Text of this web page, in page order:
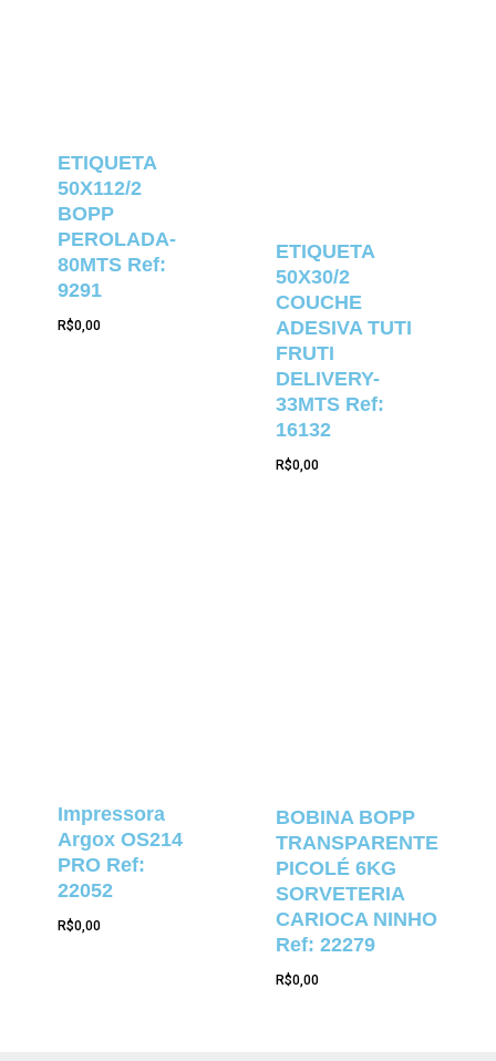
ETIQUETA
50X112/2
BOPP
PEROLADA-
80MTS Ref:
9291
R$0,00
ETIQUETA
50X30/2
COUCHE
ADESIVA TUTI
FRUTI
DELIVERY-
33MTS Ref:
16132
R$0,00
Impressora
Argox OS214
PRO Ref:
22052
R$0,00
BOBINA BOPP
TRANSPARENTE
PICOLÉ 6KG
SORVETERIA
CARIOCA NINHO
Ref: 22279
R$0,00